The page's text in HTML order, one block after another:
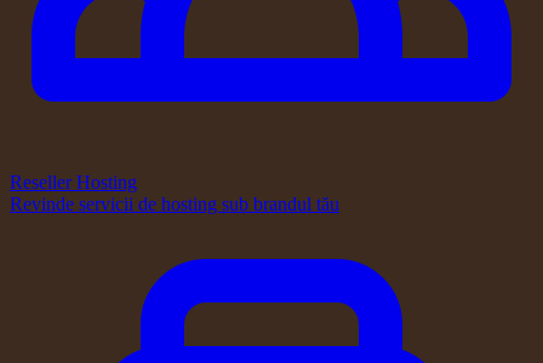
Reseller Hosting
Revinde servicii de hosting sub brandul tău